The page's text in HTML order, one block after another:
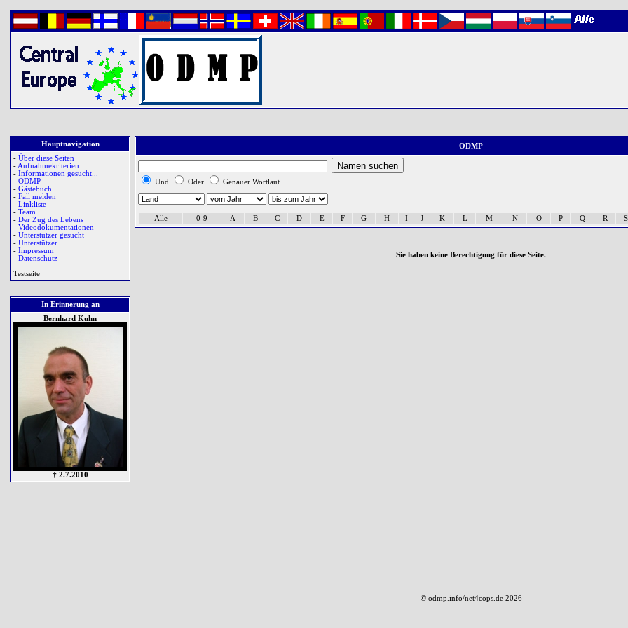
Hauptnavigation
- Über diese Seiten
- Aufnahmekriterien
- Informationen gesucht...
- ODMP
- Gästebuch
- Fall melden
- Linkliste
- Team
- Der Zug des Lebens
- Videodokumentationen
- Unterstützer gesucht
- Unterstützer
- Impressum
- Datenschutz
Testseite
In Erinnerung an
Bernhard Kuhn
† 2.7.2010
ODMP
Und Oder Genauer Wortlaut
Alle 0-9 A B C D E F G H I J K L M N O P Q R S
Sie haben keine Berechtigung für diese Seite.
© odmp.info/net4cops.de 2026